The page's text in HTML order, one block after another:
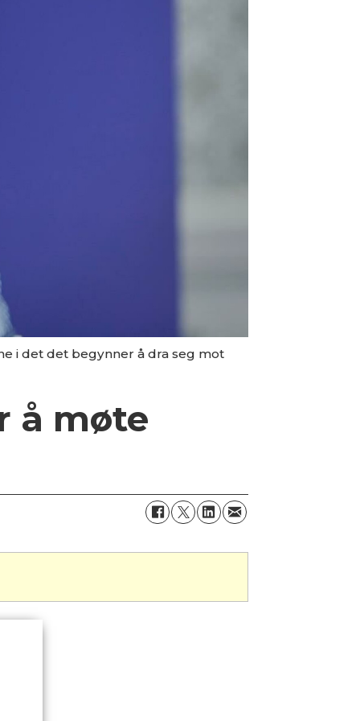
i det det begynner å dra seg mot
å møte